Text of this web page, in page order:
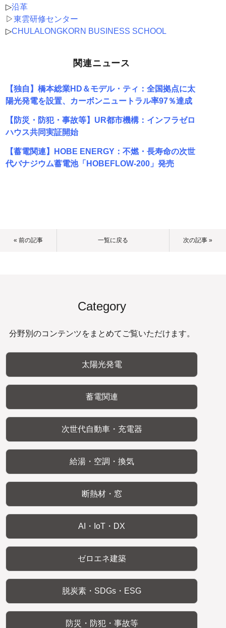
▷沿革
▷東雲研修センター
▷CHULALONGKORN BUSINESS SCHOOL
関連ニュース
【独自】橋本総業HD＆モデル・ティ：全国拠点に太
陽光発電を設置、カーボンニュートラル率97％達成
【防災・防犯・事故等】UR都市機構：インフラゼロ
ハウス共同実証開始
【蓄電関連】HOBE ENERGY：不燃・長寿命の次世
代バナジウム蓄電池「HOBEFLOW-200」発売
« 前の記事 一覧に戻る 次の記事 »
Category
分野別のコンテンツをまとめてご覧いただけます。
太陽光発電
蓄電関連
次世代自動車・充電器
給湯・空調・換気
断熱材・窓
AI・IoT・DX
ゼロエネ建築
脱炭素・SDGs・ESG
防災・防犯・事故等